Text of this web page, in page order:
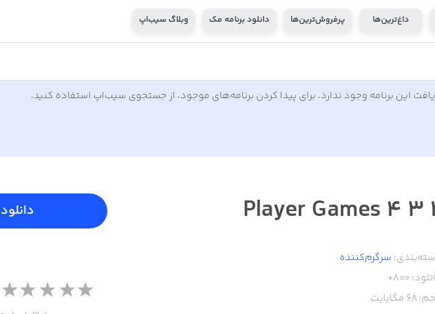
داغ‌ترین‌ها پرفروش‌ترین‌ها دانلود برنامه مک وبلاگ سیب‌اپ
این برنامه وجود ندارد. برای پیدا کردن برنامه‌های موجود، از جستجوی سیب‌اپ استفاده کنید.
2 3
سرگرم‌کننده
800+
68 مگابایت
دانلود